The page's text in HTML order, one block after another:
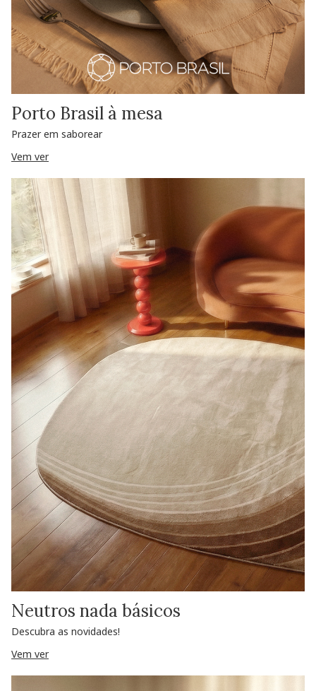
Porto Brasil à mesa
Prazer em saborear
Vem ver
Neutros nada básicos
Descubra as novidades!
Vem ver